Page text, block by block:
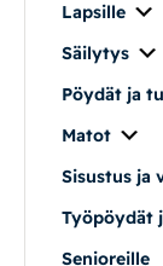
Matot
Lapsille
Säilytys
Pöydät ja
Matot
Sisustus ja
Työpöydät
Senioreille